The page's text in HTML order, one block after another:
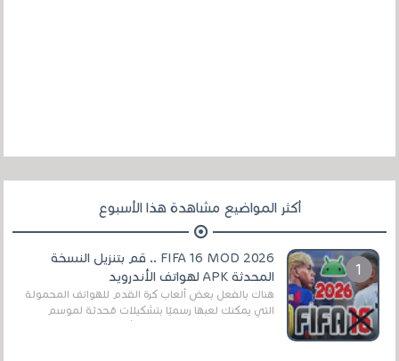
أكثر المواضيع مشاهدة هذا الأسبوع
FIFA 16 MOD 2026 .. قم بتنزيل النسخة
المحدثة APK لهواتف الأندرويد
هناك بالفعل بعض ألعاب كرة القدم للهواتف المحمولة
التي يمكنك لعبها رسميًا بتشكيلات مُحدثة لموسم